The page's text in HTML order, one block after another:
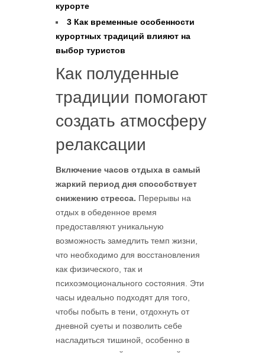
курорте
3 Как временные особенности
курортных традиций влияют на
выбор туристов
Как полуденные
традиции помогают
создать атмосферу
релаксации
Включение часов отдыха в самый
жаркий период дня способствует
снижению стресса. Перерывы на
отдых в обеденное время
предоставляют уникальную
возможность замедлить темп жизни,
что необходимо для восстановления
как физического, так и
психоэмоционального состояния. Эти
часы идеально подходят для того,
чтобы побыть в тени, отдохнуть от
дневной суеты и позволить себе
насладиться тишиной, особенно в